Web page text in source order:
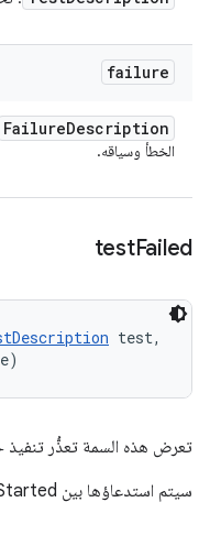
failure
FailureDescription
الخطأ وسياقه.
testFailed
test,
تعرض هذه السمة تعذُّر تنفيذ
سيتم استدعاؤها بين testStarted وtestEnded.